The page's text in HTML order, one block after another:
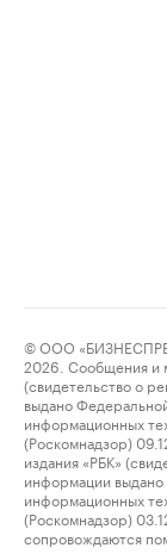
© ООО
2026. Сообщения и
(свидетельство о
выдано
информационных
(Роскомнадзор)
издания «РБК»
информации
информационных
(Роскомнадзор)
сопровождаются